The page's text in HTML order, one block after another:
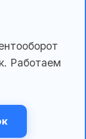
Работаем